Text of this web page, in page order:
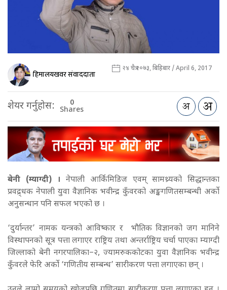
हिमालयखवर संवाददाता २४ चैत्र २०७३, बिहिबार / April 6, 2017
शेयर गर्नुहोस: 0
Shares
बेनी (म्याग्दी) । नेपाली आर्किमिडिज एवम् सामथ्र्यको सिद्धान्तका
प्रवद्र्धक नेपाली युवा वैज्ञानिक भवीन्द्र कुँवरको अङ्कगणितसम्बन्धी अर्को
अनुसन्धान पनि सफल भएको छ ।
‘दुर्यान्तर’ नामक यन्त्रको आविष्कार र भौतिक विज्ञानको जग मानिने
विस्थापनको सूत्र पत्ता लगाएर राष्ट्रिय तथा अन्तर्राष्ट्रिय चर्चा पाएका म्याग्दी
जिल्लाको बेनी नगरपालिका–२, ज्यामरुककोटका युवा वैज्ञानिक भवीन्द्र
कुँवरले फेरि अर्को ‘गणितीय सम्बन्ध’ सारीकरण पत्ता लगाएका छन् ।